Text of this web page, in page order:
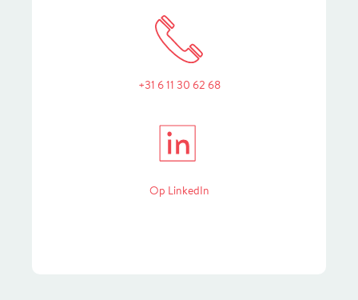
+31 6 11 30 62 68
in
Op LinkedIn